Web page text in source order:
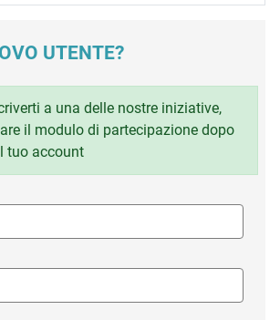
UTENTE?
a una delle nostre iniziative,
il modulo di partecipazione dopo
tuo account